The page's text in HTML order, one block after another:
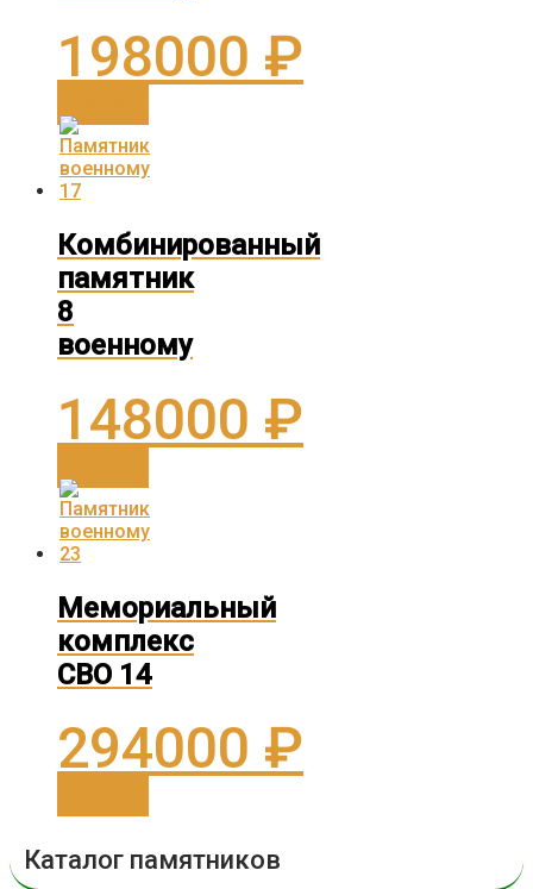
198000 ₽
Комбинированный
памятник
8
военному
148000 ₽
Мемориальный
комплекс
СВО 14
294000 ₽
Каталог памятников